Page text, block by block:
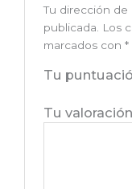
Tu dirección
publicada. Los
marcados con *
Tu
Tu valoración